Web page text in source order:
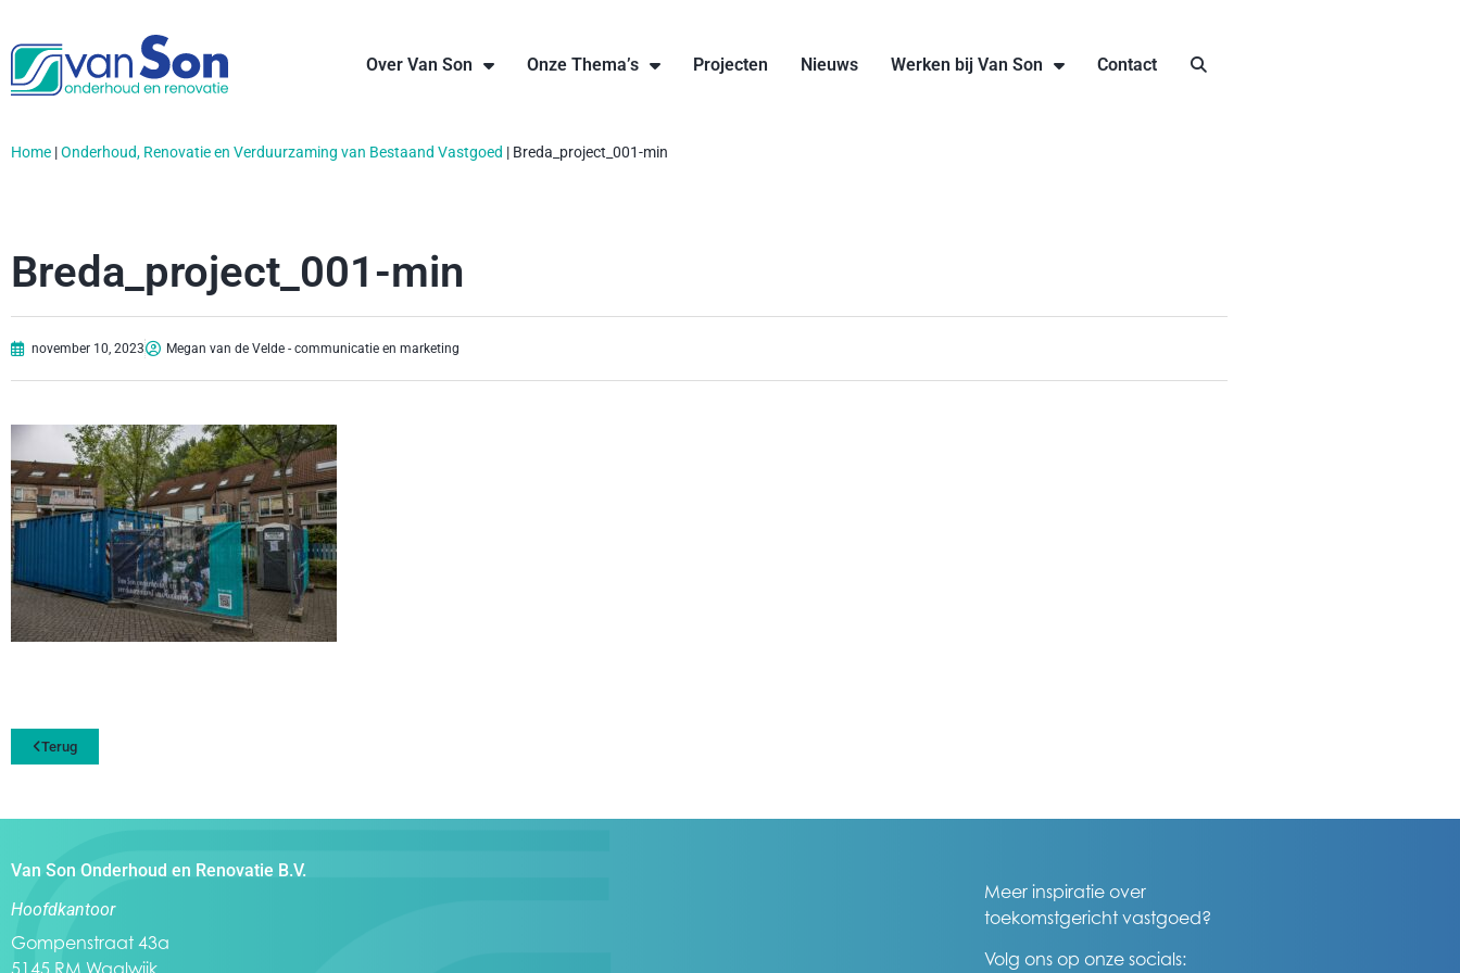
Over Van Son Onze Thema’s Projecten Nieuws Werken bij Van Son Contact
Home |Onderhoud, Renovatie en Verduurzaming van Bestaand Vastgoed | Breda_project_001-min
Breda_project_001-min
november 10, 2023 Megan van de Velde - communicatie en marketing
Terug
Van Son Onderhoud en Renovatie B.V.
Hoofdkantoor
Gompenstraat 43a
Meer inspiratie over
toekomstgericht vastgoed?
Volg ons op onze socials: